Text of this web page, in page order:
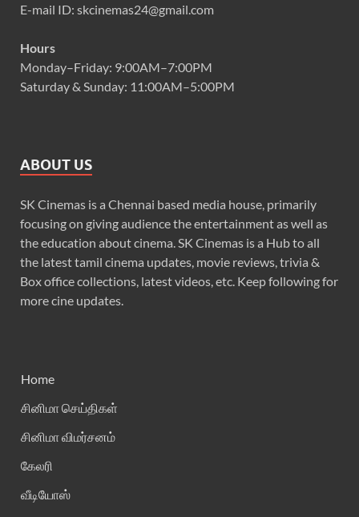
E-mail ID: skcinemas24@gmail.com
Hours
Monday–Friday: 9:00AM–7:00PM
Saturday & Sunday: 11:00AM–5:00PM
ABOUT US
SK Cinemas is a Chennai based media house, primarily
focusing on giving audience the entertainment as well as
the education about cinema. SK Cinemas is a Hub to all
the latest tamil cinema updates, movie reviews, trivia &
Box office collections, latest videos, etc. Keep following for
more cine updates.
Home
சினிமா செய்திகள்
சினிமா விமர்சனம்
கேலரி
வீடியோஸ்